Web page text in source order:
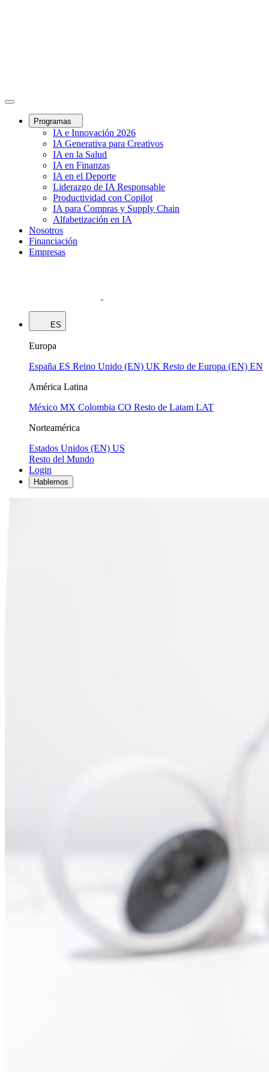
Programas
IA e Innovación 2026
IA Generativa para Creativos
IA en la Salud
IA en Finanzas
IA en el Deporte
Liderazgo de IA Responsable
Productividad con Copilot
IA para Compras y Supply Chain
Alfabetización en IA
Nosotros
Financiación
Empresas
ES
Europa
España ES Reino Unido (EN) UK Resto de Europa (EN) EN
América Latina
México MX Colombia CO Resto de Latam LAT
Norteamérica
Estados Unidos (EN) US
Resto del Mundo
Login
Hablemos